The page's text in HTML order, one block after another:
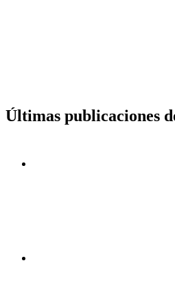
Últimas publicaciones